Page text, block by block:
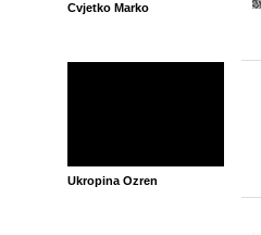
Cvjetko Marko
Ukropina Ozren